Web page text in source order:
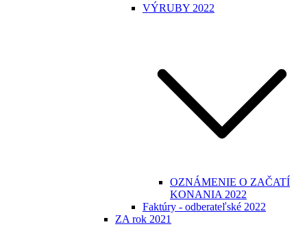
VÝRUBY 2022
OZNÁMENIE O ZAČATÍ
KONANIA 2022
Faktúry - odberateľské 2022
ZA rok 2021